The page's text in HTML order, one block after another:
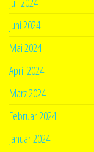
Juni 2024
Mai 2024
April 2024
März 2024
Februar 2024
Januar 2024